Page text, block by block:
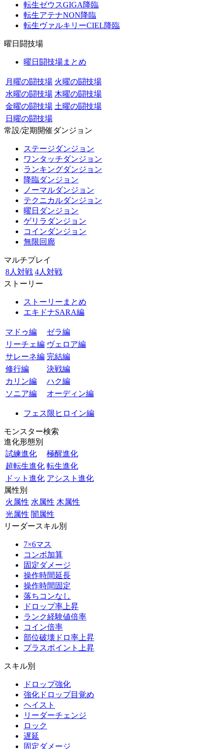
転生ゼウスGIGA降臨
転生アテナNON降臨
転生ヴァルキリーCIEL降臨
曜日闘技場
曜日闘技場まとめ
月曜の闘技場 火曜の闘技場
水曜の闘技場 木曜の闘技場
金曜の闘技場 土曜の闘技場
日曜の闘技場
常設/定期開催ダンジョン
ステージダンジョン
ワンタッチダンジョン
ランキングダンジョン
降臨ダンジョン
ノーマルダンジョン
テクニカルダンジョン
曜日ダンジョン
ゲリラダンジョン
コインダンジョン
無限回廊
マルチプレイ
8人対戦 4人対戦
ストーリー
ストーリーまとめ
エキドナSARA編
マドゥ編
ゼラ編
リーチェ編 ヴェロア編
サレーネ編 完結編
修行編
決戦編
カリン編
ハク編
ソニア編
オーディン編
フェス限ヒロイン編
モンスター検索
進化形態別
試練進化
極醒進化
超転生進化 転生進化
ドット進化 アシスト進化
属性別
火属性 水属性 木属性
光属性 闇属性
リーダースキル別
7×6マス
コンボ加算
固定ダメージ
操作時間延長
操作時間固定
落ちコンなし
ドロップ率上昇
ランク経験値倍率
コイン倍率
部位破壊ドロ率上昇
プラスポイント上昇
スキル別
ドロップ強化
強化ドロップ目覚め
ヘイスト
リーダーチェンジ
ロック
遅延
固定ダメージ